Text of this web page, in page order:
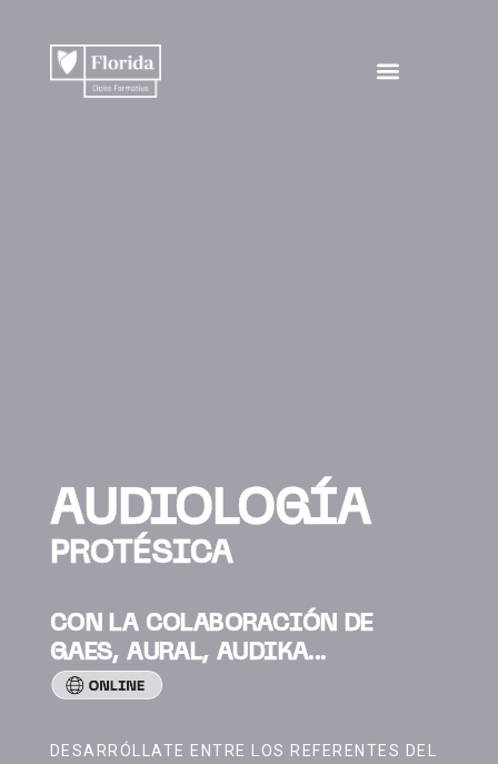
AUDIOLOGÍA
PROTÉSICA
CON LA COLABORACIÓN DE
GAES, AURAL, AUDIKA...
DESARRÓLLATE ENTRE LOS REFERENTES DEL